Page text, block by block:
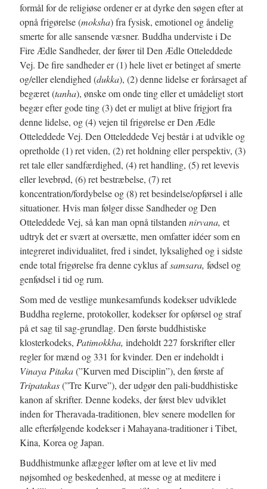
formål for de religiøse ordener er at dyrke den søgen efter at
opnå frigørelse (moksha) fra fysisk, emotionel og åndelig
smerte for alle sansende væsner. Buddha underviste i De
Fire Ædle Sandheder, der fører til Den Ædle Otteleddede
Vej. De fire sandheder er (1) hele livet er betinget af smerte
og/eller elendighed (dukka), (2) denne lidelse er forårsaget af
begæret (tanha), ønske om onde ting eller et umådeligt stort
begær efter gode ting (3) det er muligt at blive frigjort fra
denne lidelse, og (4) vejen til frigørelse er Den Ædle
Otteleddede Vej. Den Otteleddede Vej består i at udvikle og
opretholde (1) ret viden, (2) ret holdning eller perspektiv, (3)
ret tale eller sandfærdighed, (4) ret handling, (5) ret levevis
eller levebrød, (6) ret bestræbelse, (7) ret
koncentration/fordybelse og (8) ret besindelse/opførsel i alle
situationer. Hvis man følger disse Sandheder og Den
Otteleddede Vej, så kan man opnå tilstanden nirvana, et
udtryk det er svært at oversætte, men omfatter idéer som en
integreret individualitet, fred i sindet, lyksalighed og i sidste
ende total frigørelse fra denne cyklus afsamsara, fødsel og
genfødsel i tid og rum.
Som med de vestlige munkesamfunds kodekser udviklede
Buddha reglerne, protokoller, kodekser for opførsel og straf
på et sag til sag-grundlag. Den første buddhistiske
klosterkodeks, Patimokkha, indeholdt 227 forskrifter eller
regler for mænd og 331 for kvinder. Den er indeholdt i
Vinaya Pitaka(”Kurven med Disciplin”), den første af
Tripatakas(”Tre Kurve”), der udgør den pali-buddhistiske
kanon af skrifter. Denne kodeks, der først blev udviklet
inden for Theravada-traditionen, blev senere modellen for
alle efterfølgende kodekser i Mahayana-traditioner i Tibet,
Kina, Korea og Japan.
Buddhistmunke aflægger løfter om at leve et liv med
nøjsomhed og beskedenhed, at messe og at meditere i